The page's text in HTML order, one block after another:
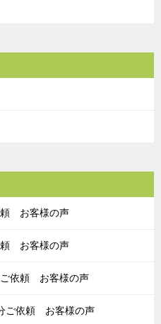
頼 お客様の声
頼 お客様の声
ご依頼 お客様の声
ご依頼 お客様の声